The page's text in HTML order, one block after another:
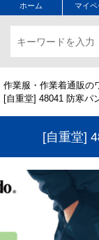
ホーム マイペ
作業服・作業着通販の
[自重堂] 48041 防寒パ
[自重堂]